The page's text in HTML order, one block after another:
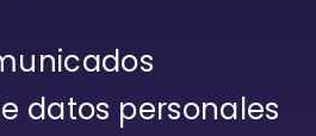
datos personales